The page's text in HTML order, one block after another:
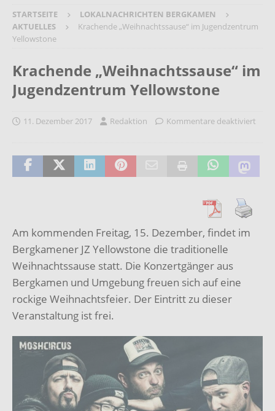
STARTSEITE
LOKALNACHRICHTEN BERGKAMEN
AKTUELLES
Krachende „Weihnachtssause“ im Jugendzentrum
Yellowstone
Krachende „Weihnachtssause“ im
Jugendzentrum Yellowstone
11. Dezember 2017 Redaktion Kommentare deaktiviert
Am kommenden Freitag, 15. Dezember, findet im
Bergkamener JZ Yellowstone die traditionelle
Weihnachtssause statt. Die Konzertgänger aus
Bergkamen und Umgebung freuen sich auf eine
rockige Weihnachtsfeier. Der Eintritt zu dieser
Veranstaltung ist frei.